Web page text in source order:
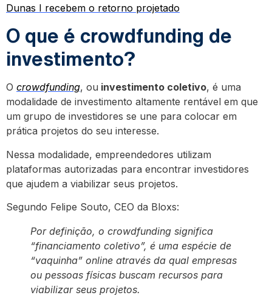
Dunas I recebem o retorno projetado
O que é crowdfunding de
investimento?
O crowdfunding, ou investimento coletivo, é uma
modalidade de investimento altamente rentável em que
um grupo de investidores se une para colocar em
prática projetos do seu interesse.
Nessa modalidade, empreendedores utilizam
plataformas autorizadas para encontrar investidores
que ajudem a viabilizar seus projetos.
Segundo Felipe Souto, CEO da Bloxs:
Por definição, o crowdfunding significa
“financiamento coletivo”, é uma espécie de
“vaquinha” online através da qual empresas
ou pessoas físicas buscam recursos para
viabilizar seus projetos.